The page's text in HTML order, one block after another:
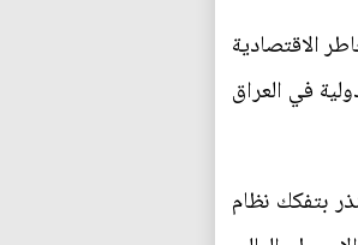
الاقتصادية
في العراق
بتفكك نظام